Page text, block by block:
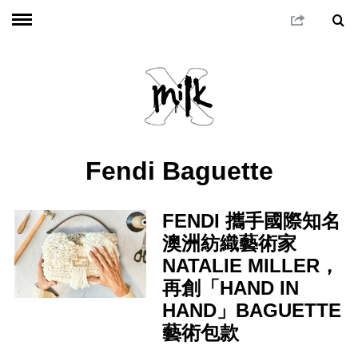
Fendi Baguette
FENDI 攜手國際知名
澳洲紡織藝術家
NATALIE MILLER，
再創「HAND IN
HAND」BAGUETTE
藝術包款